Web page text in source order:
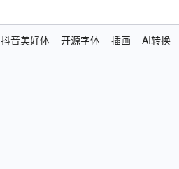
抖音美好体 开源字体 插画 AI转换